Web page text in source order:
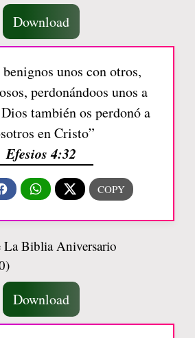
Download
benignos unos con otros,
perdonándoos unos a
también os perdonó a
en Cristo”
Efesios 4:32
Download